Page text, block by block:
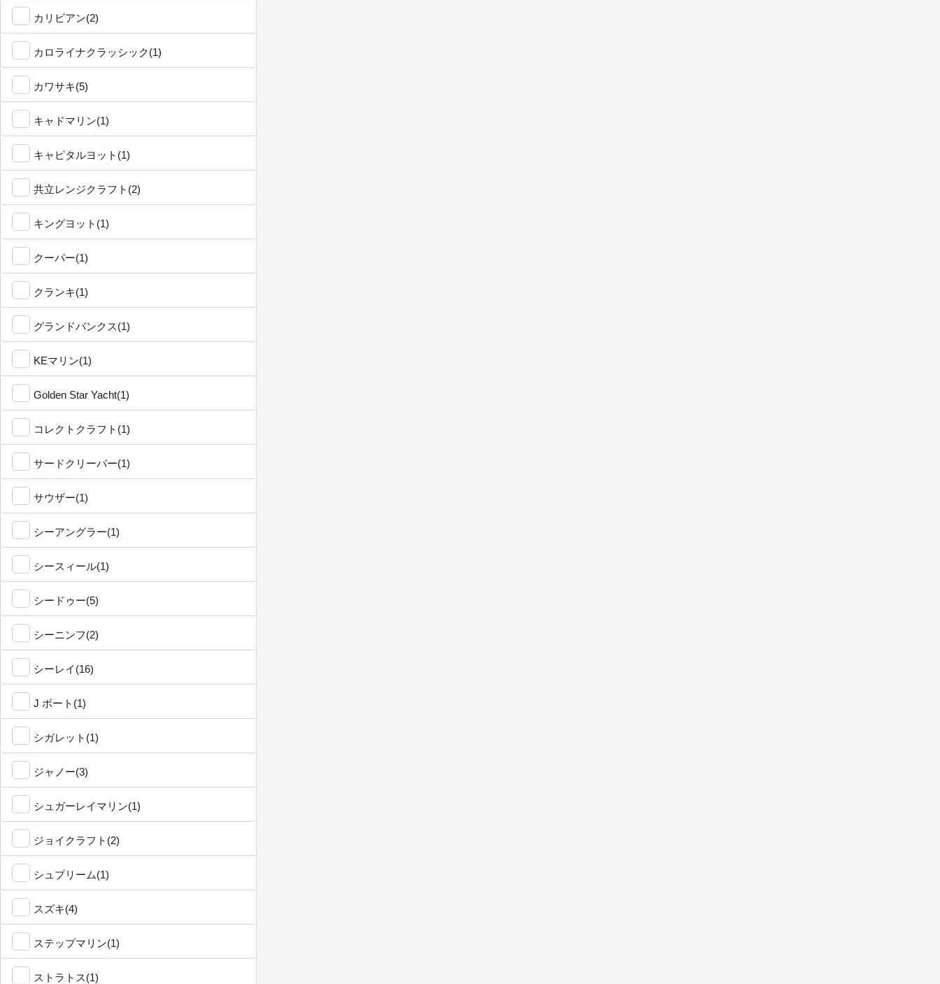
カリビアン(2)
カロライナクラッシック(1)
カワサキ(5)
キャドマリン(1)
キャピタルヨット(1)
共立レンジクラフト(2)
キングヨット(1)
クーパー(1)
クランキ(1)
グランドバンクス(1)
KEマリン(1)
Golden Star Yacht(1)
コレクトクラフト(1)
サードクリーバー(1)
サウザー(1)
シーアングラー(1)
シースィール(1)
シードゥー(5)
シーニンフ(2)
シーレイ(16)
J ボート(1)
シガレット(1)
ジャノー(3)
シュガーレイマリン(1)
ジョイクラフト(2)
シュプリーム(1)
スズキ(4)
ステップマリン(1)
ストラトス(1)